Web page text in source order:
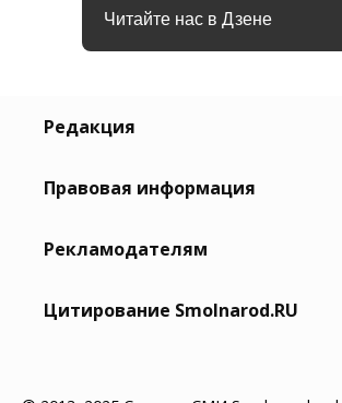
Читайте нас в Дзене
Редакция
Правовая информация
Рекламодателям
Цитирование Smolnarod.RU